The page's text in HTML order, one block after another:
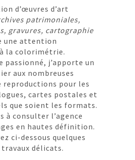
d’œuvres d’art
patrimoniales,
gravures, cartographie
une attention
la colorimétrie.
passionné, j’apporte un
aux nombreuses
reproductions pour les
cartes postales et
que soient les formats.
à consulter l’agence
en hautes définition.
ci-dessous quelques
délicats.